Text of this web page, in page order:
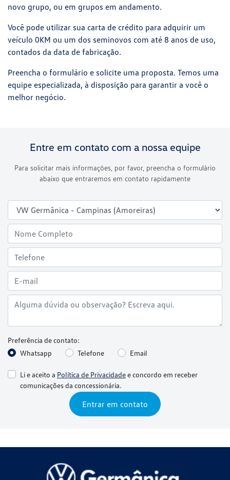
novo grupo, ou em grupos em andamento.
Você pode utilizar sua carta de crédito para adquirir um
veículo 0KM ou um dos seminovos com até 8 anos de uso,
contados da data de fabricação.
Preencha o formulário e solicite uma proposta. Temos uma
equipe especializada, à disposição para garantir a você o
melhor negócio.
Entre em contato com a nossa equipe
Para solicitar mais informações, por favor, preencha o formulário
abaixo que entraremos em contato rapidamente
Preferência de contato:
Whatsapp
Telefone Email
Li e aceito a Política de Privacidadee concordo em receber
comunicações da concessionária.
Entrar em contato